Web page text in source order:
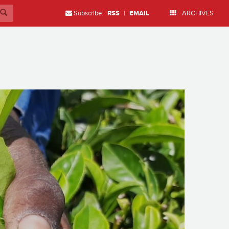
Subscribe: RSS | EMAIL ARCHIVES